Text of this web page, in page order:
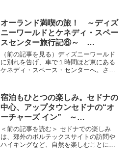
オーランド満喫の旅！ ～ディズ
ニーワールドとケネディ・スペー
スセンター旅行記⑥～
Kennedy Space Center
（前の記事を見る）ディズニーワールド
に別れを告げ、車で１時間ほど東にある
ケネディ・スペース・センターへ。さっ
ってしまったため、ロケットを組み立て
る巨大な建物などがよく見...
宿泊もひとつの楽しみ。セドナの
中心、アップタウンセドナの“オ
ーチャーズ イン” ～
ORCHARDS INN OF SEDONA～
＜前の記事を読む＞ セドナでの楽しみ
は、郊外のボルテックスサイトの訪問や
ハイキングなど、自然を楽しむことに加